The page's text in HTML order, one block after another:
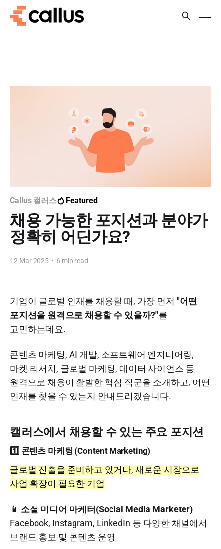
Callus 캘러스 Featured
채용 가능한 포지션과 분야가
정확히 어딘가요?
12 Mar 2025 • 6 min read
기업이 글로벌 인재를 채용할 때, 가장 먼저 "어떤
포지션을 원격으로 채용할 수 있을까?"를
고민하는데요.
콘텐츠 마케팅, AI 개발, 소프트웨어 엔지니어링,
마켓 리서치, 글로벌 마케팅, 데이터 사이언스 등
원격으로 채용이 활발한 핵심 직군을 소개하고, 어떤
인재를 찾을 수 있는지 안내드리겠습니다.
캘러스에서 채용할 수 있는 주요 포지션
1️⃣ 콘텐츠 마케팅 (Content Marketing)
글로벌 진출을 준비하고 있거나, 새로운 시장으로
사업 확장이 필요한 기업
📱 소셜 미디어 마케터(Social Media Marketer)
Facebook, Instagram, LinkedIn 등 다양한 채널에서
브랜드 홍보 및 콘텐츠 운영